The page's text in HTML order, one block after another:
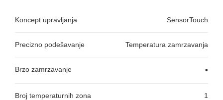
Koncept upravljanja SensorTouch
Precizno podešavanje Temperatura zamrzavanja
Brzo zamrzavanje •
Broj temperaturnih zona 1